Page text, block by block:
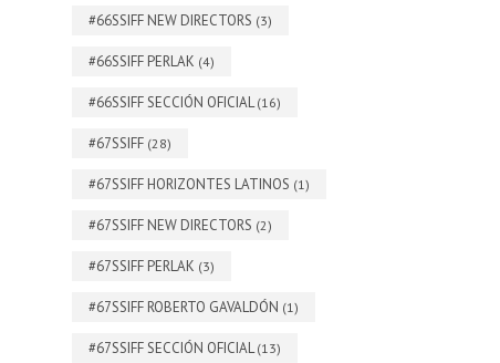
#66SSIFF NEW DIRECTORS (3)
#66SSIFF PERLAK (4)
#66SSIFF SECCIÓN OFICIAL(16)
#67SSIFF (28)
#67SSIFF HORIZONTES LATINOS (1)
#67SSIFF NEW DIRECTORS (2)
#67SSIFF PERLAK (3)
#67SSIFF ROBERTO GAVALDÓN (1)
#67SSIFF SECCIÓN OFICIAL(13)